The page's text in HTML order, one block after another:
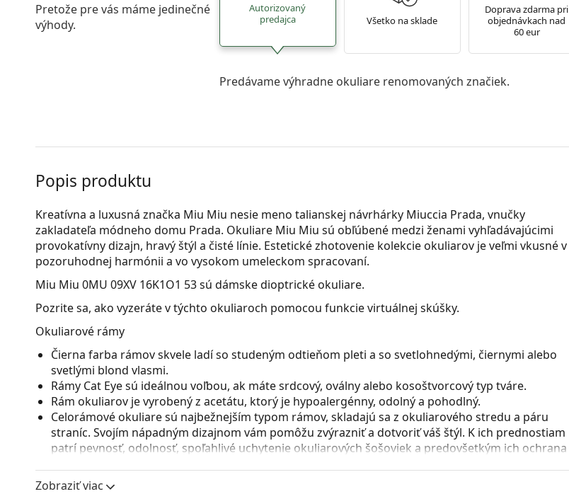
Pretože pre vás máme jedinečné
výhody.
Autorizovaný
predajca
Všetko na sklade
Doprava zdarma pri
objednávkach nad
60 eur
Predávame výhradne okuliare renomovaných značiek.
Popis produktu
Kreatívna a luxusná značka Miu Miu nesie meno talianskej návrhárky Miuccia Prada, vnučky
zakladateľa módneho domu Prada. Okuliare Miu Miu sú obľúbené medzi ženami vyhľadávajúcimi
provokatívny dizajn, hravý štýl a čisté línie. Estetické zhotovenie kolekcie okuliarov je veľmi vkusné v
pozoruhodnej harmónii a vo vysokom umeleckom spracovaní.
Miu Miu 0MU 09XV 16K1O1 53sú dámske dioptrické okuliare.
Pozrite sa, ako vyzeráte v týchto okuliaroch pomocou funkcie virtuálnej skúšky.
Okuliarové rámy
Čierna farba rámov skvele ladí so studeným odtieňom pleti a so svetlohnedými, čiernymi alebo
svetlými blond vlasmi.
Rámy Cat Eye sú ideálnou voľbou, ak máte srdcový, oválny alebo kosoštvorcový typ tváre.
Rám okuliarov je vyrobený z acetátu, ktorý je hypoalergénny, odolný a pohodlný.
Celorámové okuliare sú najbežnejším typom rámov, skladajú sa z okuliarového stredu a páru
straníc. Svojím nápadným dizajnom vám pomôžu zvýrazniť a dotvoriť váš štýl. K ich prednostiam
patrí pevnosť, odolnosť, spoľahlivé uchytenie okuliarových šošoviek a predovšetkým ich ochrana
s vyššou optickou mohutnosťou.
Zobraziť viac